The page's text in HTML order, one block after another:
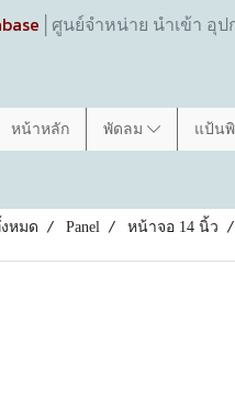
│ศูนย์จำหน่าย นำเข้า
หน้าหลัก พัดลม แป้น
หมด Panel หน้าจอ 14 นิ้ว